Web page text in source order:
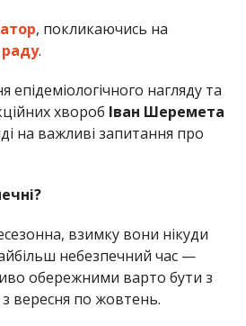
, покликаючись на
.
епідеміологічного нагляду та
хвороб Іван Шеремета
на важливі запитання про
взимку вони нікуди
небезпечний час —
обережними варто бути з
з вересня по жовтень.